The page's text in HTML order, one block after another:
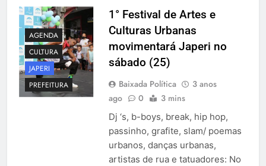
AGENDA
CULTURA
JAPERI
PREFEITURA
1° Festival de Artes e
Culturas Urbanas
movimentará Japeri no
sábado (25)
Baixada Política
3 anos
ago
0 3 mins
Dj ‘s, b-boys, break, hip hop,
passinho, grafite, slam/ poemas
urbanos, danças urbanas,
artistas de rua e tatuadores: No